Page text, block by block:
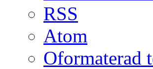
RSS
Atom
Oformaterad